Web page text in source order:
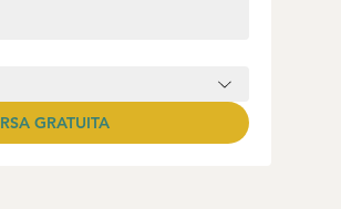
GRATUITA